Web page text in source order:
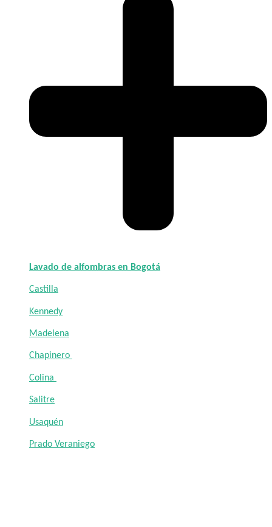
Lavado de alfombras en Bogotá
Castilla
Kennedy
Madelena
Chapinero
Colina
Salitre
Usaquén
Prado Veraniego